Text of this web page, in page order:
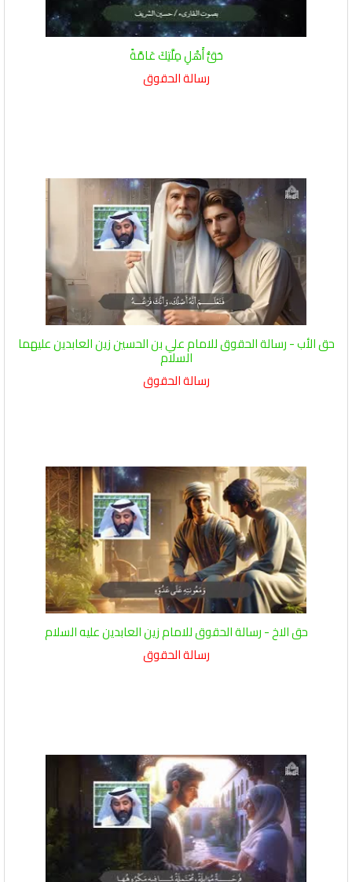
حَقُّ أَهْلِ مِلَّتِكَ عَامَّةً
رسالة الحقوق
حق الأب - رسالة الحقوق للامام علي بن الحسين زين العابدين عليهما
السلام
رسالة الحقوق
حق الاخ - رسالة الحقوق للامام زين العابدين عليه السلام
رسالة الحقوق